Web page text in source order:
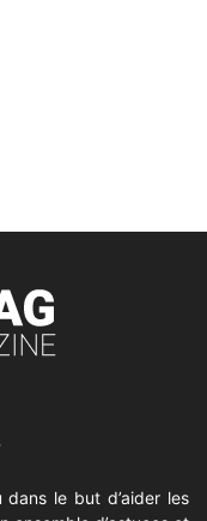
dans le but d’aider les